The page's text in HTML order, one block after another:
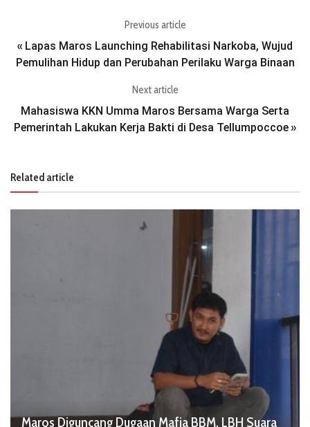
Previous article
« Lapas Maros Launching Rehabilitasi Narkoba, Wujud
Pemulihan Hidup dan Perubahan Perilaku Warga Binaan
Next article
Mahasiswa KKN Umma Maros Bersama Warga Serta
Pemerintah Lakukan Kerja Bakti di Desa Tellumpoccoe »
Related article
Maros Diguncang Dugaan Mafia BBM, LBH Suara